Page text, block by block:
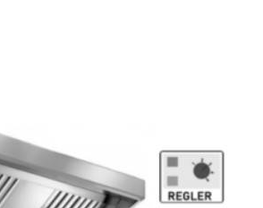
Typ-B, Beleuchtung mit
Fettablassventil